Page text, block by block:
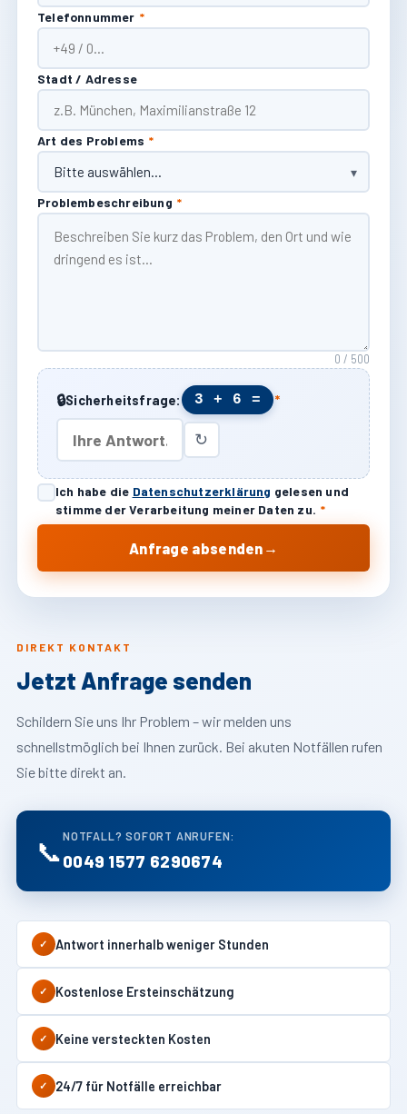
DIREKT KONTAKT
Jetzt Anfrage senden
Schildern Sie uns Ihr Problem – wir melden uns
schnellstmöglich bei Ihnen zurück. Bei akuten Notfällen rufen
Sie bitte direkt an.
📞 NOTFALL? SOFORT ANRUFEN:
0049 1577 6290674
✓ Antwort innerhalb weniger Stunden
✓ Kostenlose Ersteinschätzung
✓ Keine versteckten Kosten
✓ 24/7 für Notfälle erreichbar
Telefonnummer *
Stadt / Adresse
Art des Problems *
Problembeschreibung *
0 / 500
🔒Sicherheitsfrage: 3 + 6 = *
↻
Ich habe die Datenschutzerklärung gelesen und
stimme der Verarbeitung meiner Daten zu. *
Anfrage absenden →